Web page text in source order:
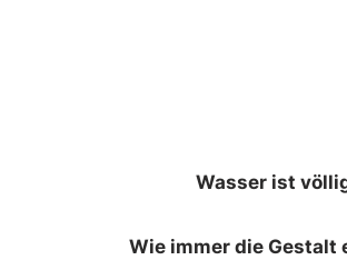
Wasser ist
Wie immer die Gestalt